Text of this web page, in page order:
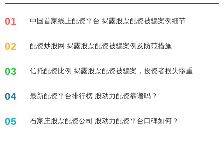
01 中国首家线上配资平台 揭露股票配资被骗案例细节
02 配资炒股网 揭露股票配资被骗案例及防范措施
03 信托配资比例 揭露股票配资被骗案，投资者损失惨重
04 最新配资平台排行榜 股动力配资靠谱吗？
05 石家庄股票配资公司 股动力配资平台口碑如何？